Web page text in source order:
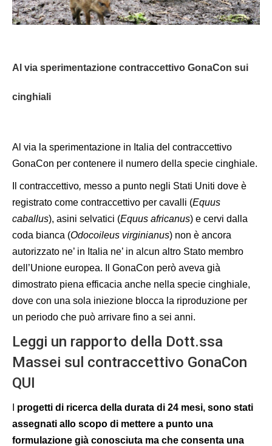
Al via sperimentazione contraccettivo GonaCon sui
cinghiali
Al via la sperimentazione in Italia del contraccettivo
GonaCon per contenere il numero della specie cinghiale.
contraccettivo, messo a punto negli Stati Uniti dove è
registrato come contraccettivo per cavalli (Equus
caballus), asini selvatici (Equus africanus) e cervi dalla
coda bianca (Odocoileus virginianus) non è ancora
autorizzato ne’ in Italia ne’ in alcun altro Stato membro
dell’Unione europea.
Il GonaCon però aveva già
dimostrato piena efficacia anche ne lla specie cinghial e,
dove con una sola iniezione blocca la riproduzione per
un periodo che può arrivare fino a sei anni.
Leggi un rapporto della Dott.ssa
Massei sul contraccettivo GonaCon
QUI
progetti di ricerca della durata di 24 mesi, sono stati
assegnati allo scopo di mettere a punto una
formulazione già conosciuta ma che consenta una